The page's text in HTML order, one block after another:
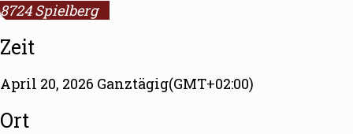
8724 Spielberg
Zeit
April 20, 2026 Ganztägig(GMT+02:00)
Ort